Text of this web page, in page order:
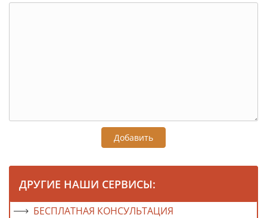
Добавить
ДРУГИЕ НАШИ СЕРВИСЫ:
БЕСПЛАТНАЯ КОНСУЛЬТАЦИЯ